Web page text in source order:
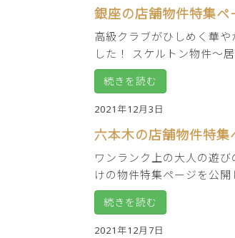
銀座の店舗物件特集ペ
高級クラブがひしめく華
した！ スケルトン物件～
続きを読む
2021年12月3日
六本木の店舗物件特集
ワンランク上の大人の遊
けの物件特集ページを公
続きを読む
2021年12月7日